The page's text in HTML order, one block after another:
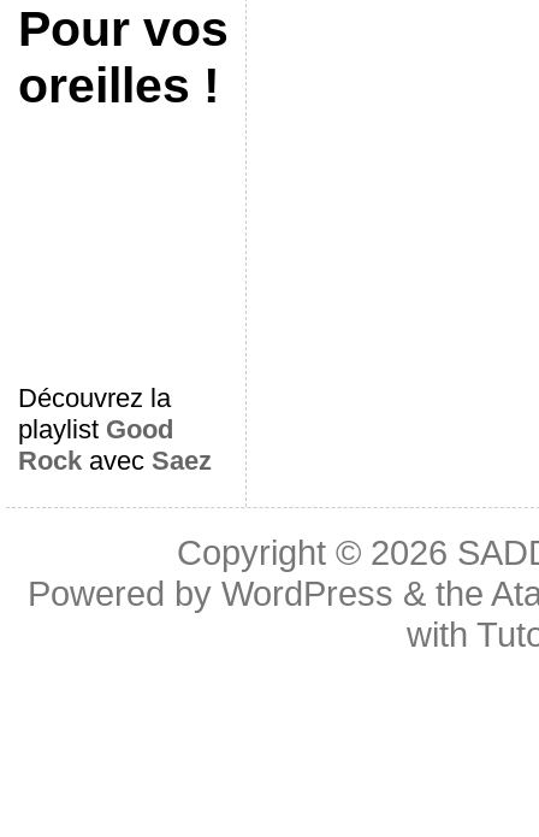
Pour vos
oreilles !
Découvrez la
playlist Good
Rockavec Saez
Copyright © 2026
Powered byWordPress & the
with